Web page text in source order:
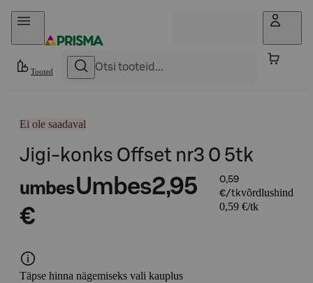
Otse sisu juurde
Tooted
Ei ole saadaval
Jigi-konks Offset nr3 0 5tk
umbesUmbes2,95
€
0,59
€/tkvõrdlushind
0,59 €/tk
Täpse hinna nägemiseks vali kauplus